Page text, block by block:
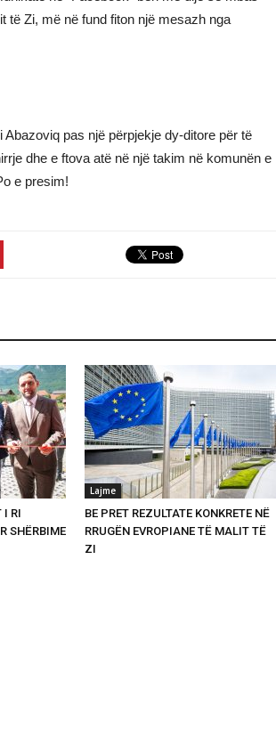
të Zi, më në fund fiton një mesazh nga
pas një përpjekje dy-ditore për të
dhe e ftova atë në një takim në komunën e
e presim!
I RI
SHËRBIME
Lajme
BE PRET REZULTATE KONKRETE NË
RRUGËN EVROPIANE TË MALIT TË
ZI